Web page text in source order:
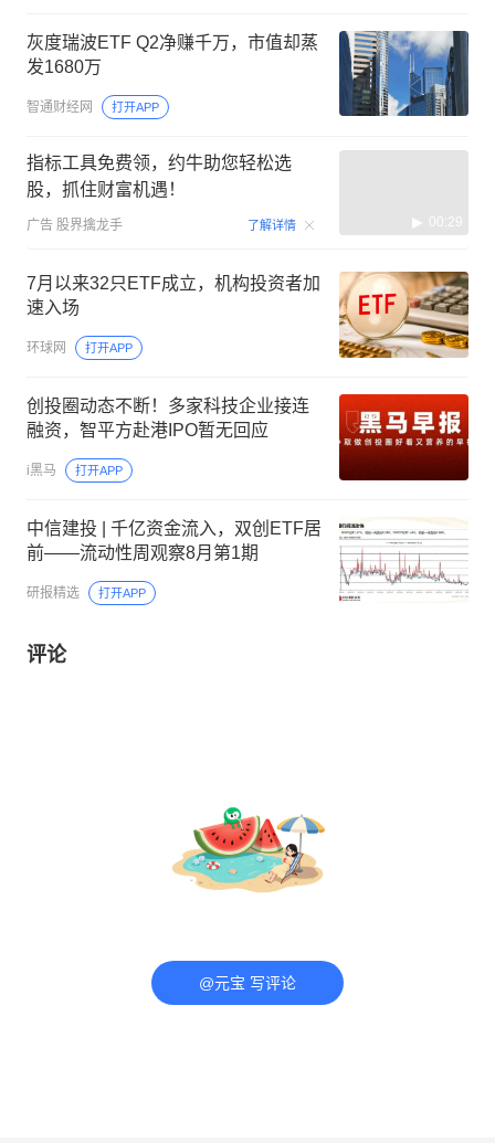
灰度瑞波ETF Q2净赚千万，市值却蒸
发1680万
智通财经网 打开APP
指标工具免费领，约牛助您轻松选
股，抓住财富机遇！
广告 股界擒龙手 了解详情 00:29
7月以来32只ETF成立，机构投资者加
速入场
环球网 打开APP
创投圈动态不断！多家科技企业接连
融资，智平方赴港IPO暂无回应
i黑马 打开APP
中信建投 | 千亿资金流入，双创ETF居
前——流动性周观察8月第1期
研报精选 打开APP
评论
@元宝 写评论